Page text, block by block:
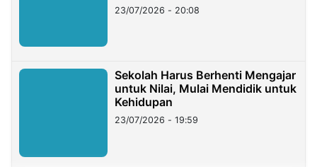
23/07/2026 - 20:08
Sekolah Harus Berhenti Mengajar
untuk Nilai, Mulai Mendidik untuk
Kehidupan
23/07/2026 - 19:59